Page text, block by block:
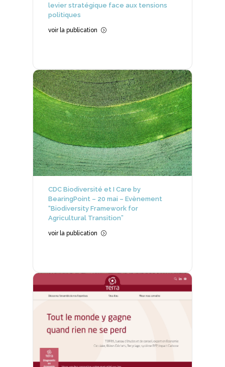
levier stratégique face aux tensions
politiques
voir la publication =
CDC Biodiversité et I Care by
BearingPoint – 20 mai – Evènement
“Biodiversity Framework for
Agricultural Transition”
voir la publication =